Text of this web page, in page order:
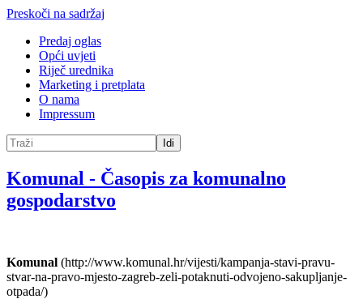
Preskoči na sadržaj
Predaj oglas
Opći uvjeti
Riječ urednika
Marketing i pretplata
O nama
Impressum
Idi
Komunal - Časopis za komunalno
gospodarstvo
Komunal (http://www.komunal.hr/vijesti/kampanja-stavi-pravu-
stvar-na-pravo-mjesto-zagreb-zeli-potaknuti-odvojeno-sakupljanje-
otpada/)